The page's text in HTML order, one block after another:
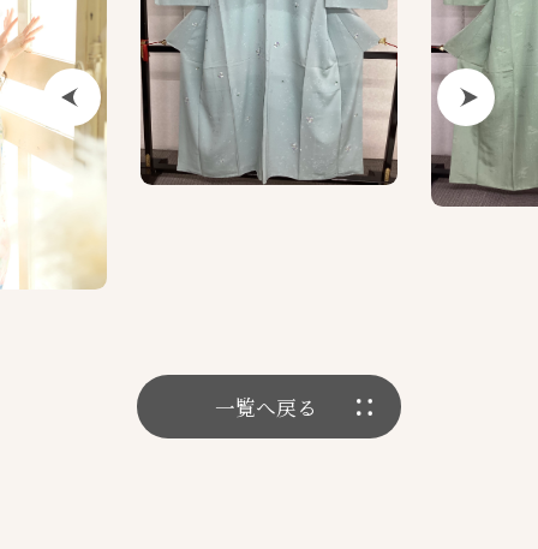
Previous Next
一覧へ戻る